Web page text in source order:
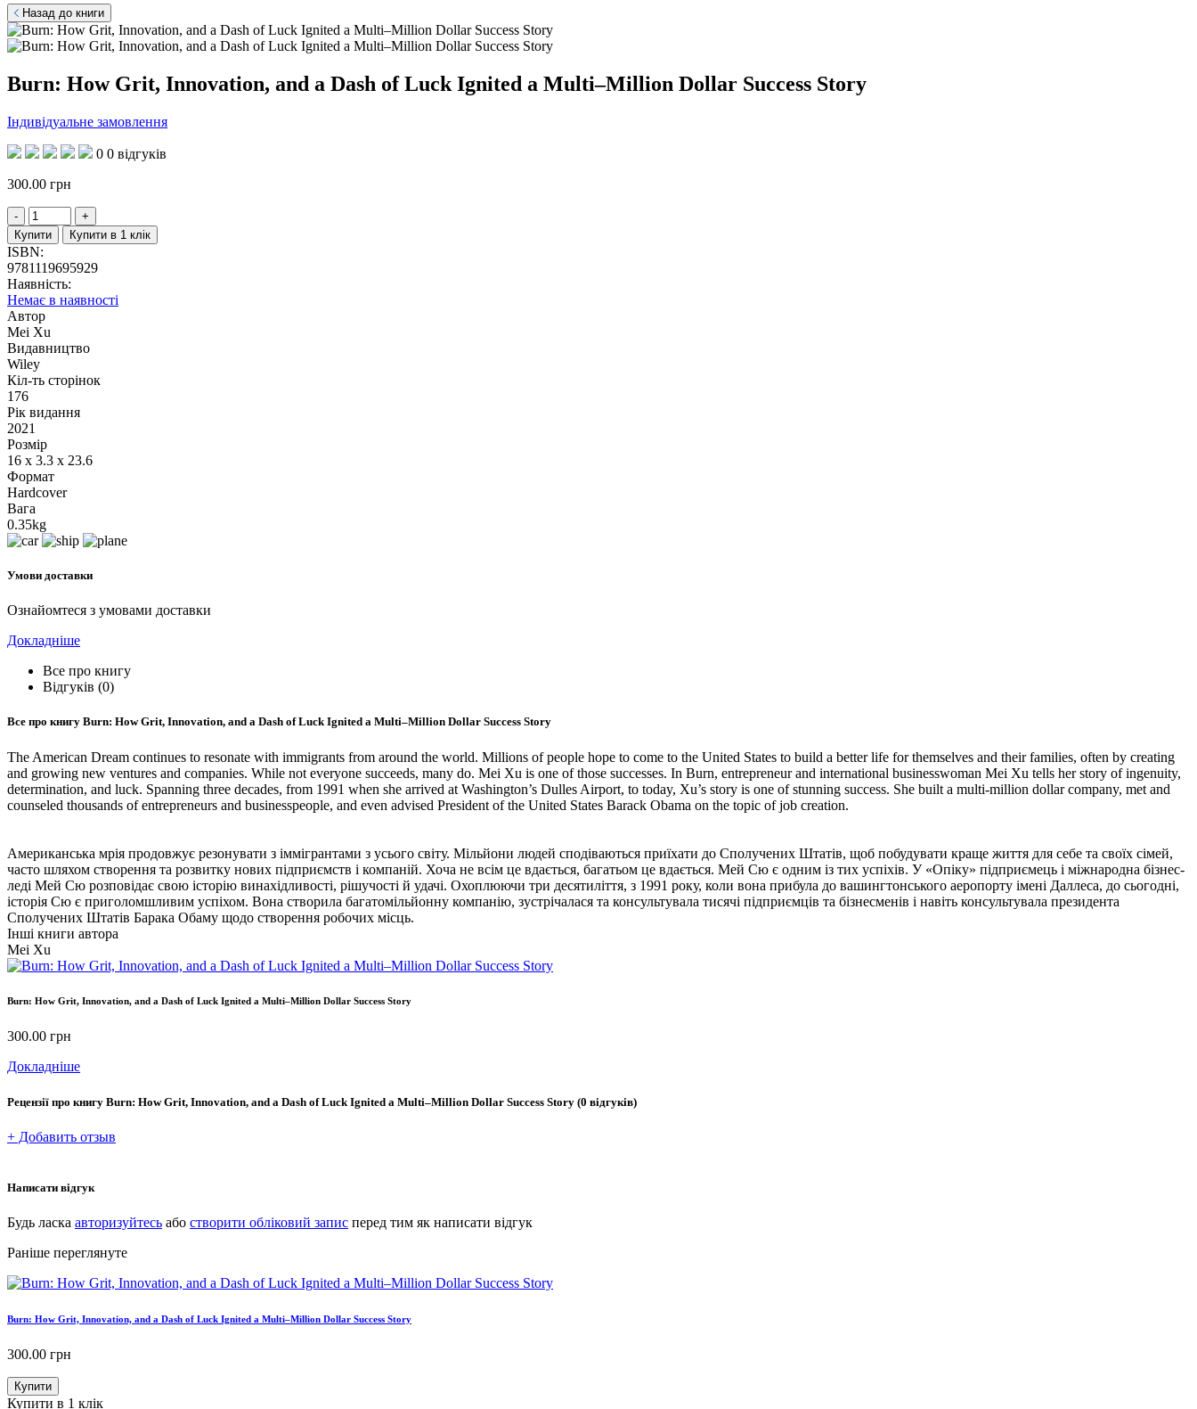
Назад до книги
Burn: How Grit, Innovation, and a Dash of Luck Ignited a Multi–Million Dollar Success Story
Індивідуальне замовлення
0 0 відгуків
300.00 грн
Купити Купити в 1 клік
ISBN:
9781119695929
Наявність:
Немає в наявності
Автор
Mei Xu
Видавництво
Wiley
Кіл-ть сторінок
176
Рік видання
2021
Розмір
16 x 3.3 x 23.6
Формат
Hardcover
Вага
0.35kg
Умови доставки
Ознайомтеся з умовами доставки
Докладніше
Все про книгу
Відгуків (0)
Все про книгу Burn: How Grit, Innovation, and a Dash of Luck Ignited a Multi–Million Dollar Success Story
The American Dream continues to resonate with immigrants from around the world. Millions of people hope to come to the United States to build a better life for themselves and their families, often by creating
and growing new ventures and companies. While not everyone succeeds, many do. Mei Xu is one of those successes. In Burn, entrepreneur and international businesswoman Mei Xu tells her story of ingenuity,
determination, and luck. Spanning three decades, from 1991 when she arrived at Washington’s Dulles Airport, to today, Xu’s story is one of stunning success. She built a multi-million dollar company, met and
counseled thousands of entrepreneurs and businesspeople, and even advised President of the United States Barack Obama on the topic of job creation.
Американська мрія продовжує резонувати з іммігрантами з усього світу. Мільйони людей сподіваються приїхати до Сполучених Штатів, щоб побудувати краще життя для себе та своїх сімей,
часто шляхом створення та розвитку нових підприємств і компаній. Хоча не всім це вдається, багатьом це вдається. Мей Сю є одним із тих успіхів. У «Опіку» підприємець і міжнародна бізнес-
леді Мей Сю розповідає свою історію винахідливості, рішучості й удачі. Охоплюючи три десятиліття, з 1991 року, коли вона прибула до вашингтонського аеропорту імені Даллеса, до сьогодні,
історія Сю є приголомшливим успіхом. Вона створила багатомільйонну компанію, зустрічалася та консультувала тисячі підприємців та бізнесменів і навіть консультувала президента
Сполучених Штатів Барака Обаму щодо створення робочих місць.
Інші книги автора
Mei Xu
Burn: How Grit, Innovation, and a Dash of Luck Ignited a Multi–Million Dollar Success Story
300.00 грн
Докладніше
Рецензії про книгу Burn: How Grit, Innovation, and a Dash of Luck Ignited a Multi–Million Dollar Success Story (0 відгуків)
+ Добавить отзыв
Написати відгук
Будь ласка авторизуйтесь або створити обліковий запис перед тим як написати відгук
Раніше переглянуте
Burn: How Grit, Innovation, and a Dash of Luck Ignited a Multi–Million Dollar Success Story
300.00 грн
Купити
Купити в 1 клік